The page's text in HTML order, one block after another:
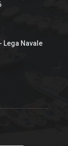
Lega Navale